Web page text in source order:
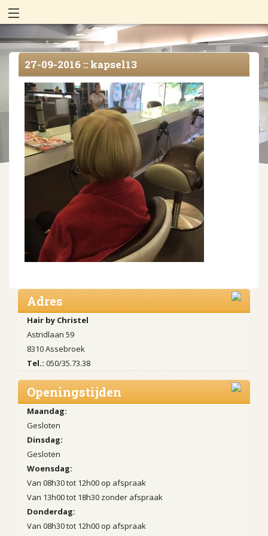
27-09-2016 :: kapsel13
Adres
Hair by Christel
Astridlaan 59
8310 Assebroek
Tel.: 050/35.73.38
Openingstijden
Maandag:
Gesloten
Dinsdag:
Gesloten
Woensdag:
Van 08h30 tot 12h00 op afspraak
Van 13h00 tot 18h30 zonder afspraak
Donderdag:
Van 08h30 tot 12h00 op afspraak